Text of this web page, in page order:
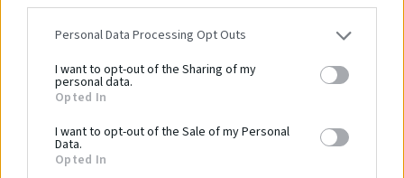
Personal Data Processing Opt Outs
I want to opt-out of the Sharing of my
personal data.
Opted In
I want to opt-out of the Sale of my Personal
Data.
Opted In
Bezpečnostná norma:
Veková kategória:
Dĺžka zariadenia:
Šírka zariadenia: